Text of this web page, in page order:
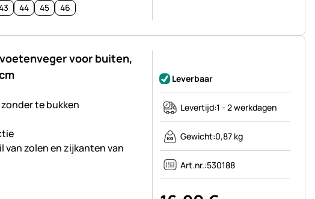
44 45 46
voor buiten,
te bukken
zolen en zijkanten van
Leverbaar
Levertijd:1 - 2 werkdagen
Gewicht:0,87 kg
Art.nr.:530188